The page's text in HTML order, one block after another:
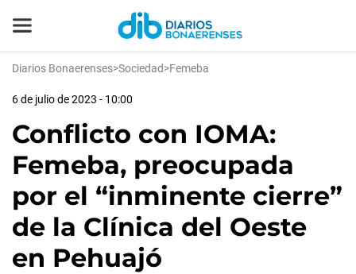
Diarios Bonaerenses>Sociedad>Femeba
6 de julio de 2023 - 10:00
Conflicto con IOMA:
Femeba, preocupada
por el “inminente cierre”
de la Clínica del Oeste
en Pehuajó